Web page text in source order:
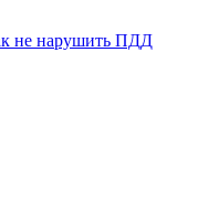
не нарушить ПДД